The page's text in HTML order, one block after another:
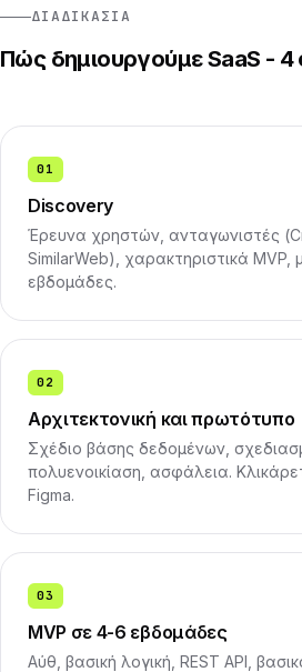
ΔΙΑΔΙΚΑΣΊΑ
Πώς δημιουργούμε SaaS - 4
01
Discovery
Έρευνα χρηστών, ανταγωνιστές
SimilarWeb), χαρακτηριστικά MVP,
εβδομάδες.
02
Αρχιτεκτονική και πρωτότυπο
Σχέδιο βάσης δεδομένων,
πολυενοικίαση, ασφάλεια.
Figma.
03
MVP σε 4-6 εβδομάδες
Αύθ, βασική λογική, REST API,